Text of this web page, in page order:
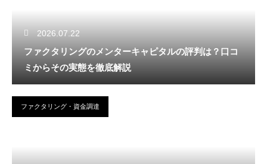
2026.07.22
ファクタリングのメンターキャピタルの評判は？口コ
ミからその実態を徹底解説
ファクタリング・資金調達